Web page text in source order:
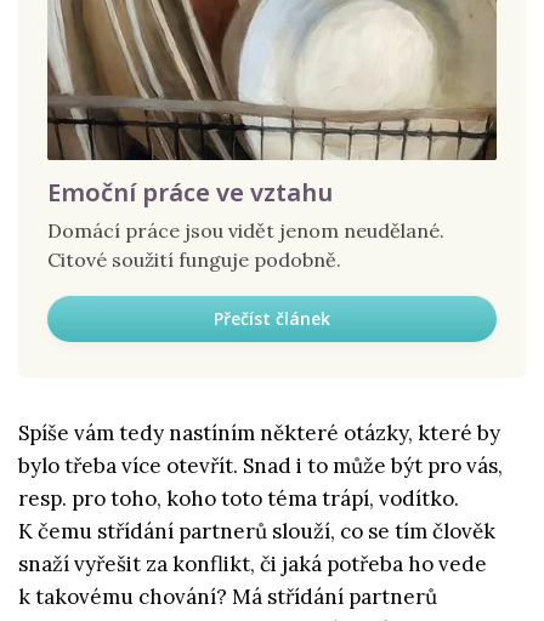
Emoční práce ve vztahu
Domácí práce jsou vidět jenom neudělané.
Citové soužití funguje podobně.
Přečíst článek
Spíše vám tedy nastíním některé otázky, které by
bylo třeba více otevřít. Snad i to může být pro vás,
resp. pro toho, koho toto téma trápí, vodítko.
K čemu střídání partnerů slouží, co se tím člověk
snaží vyřešit za konflikt, či jaká potřeba ho vede
k takovému chování? Má střídání partnerů